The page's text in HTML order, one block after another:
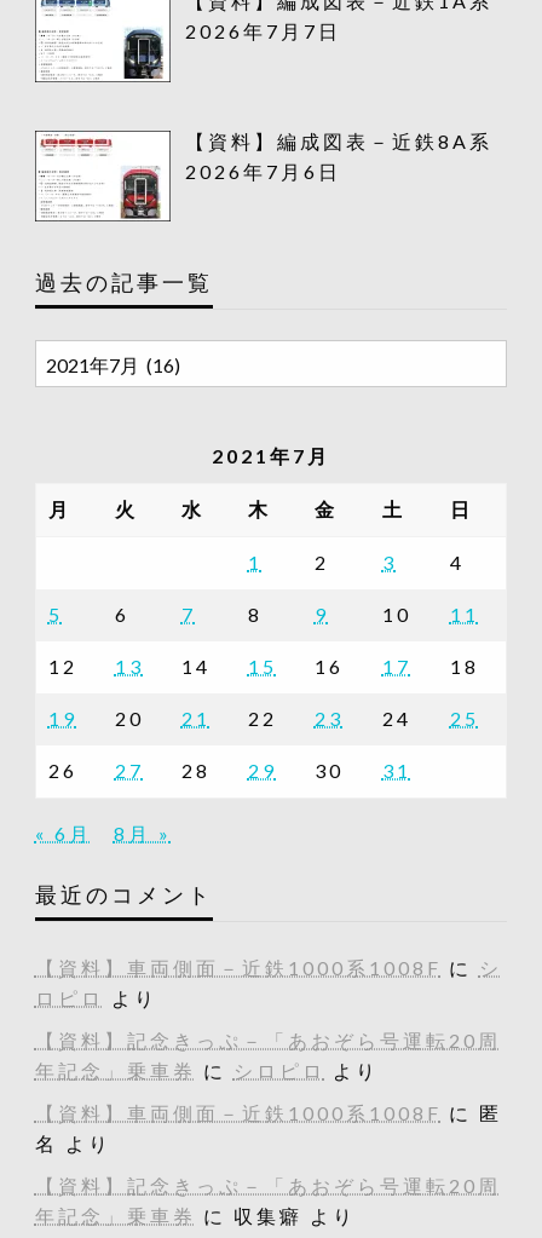
2026年7月7日
【資料】編成図表－近鉄8A系
2026年7月6日
過去の記事一覧
去
一
2021年7月
月 火 水 木 金 土 日
1 2 3 4
5 6 7 8 9 10 11
12 13 14 15 16 17 18
19 20 21 22 23 24 25
26 27 28 29 30 31
« 6月 8月 »
最近のコメント
【資料】車両側面－近鉄1000系1008F に
シ
ロピロ
より
【資料】記念きっぷ－「あおぞら号運転20周
年記念」乗車券 に シロピロ
より
【資料】車両側面－近鉄1000系1008F に 匿
名
より
【資料】記念きっぷ－「あおぞら号運転20周
年記念」乗車券 に 収集癖 より